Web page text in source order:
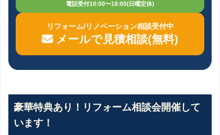
電話受付10:00〜18:00(日曜定休)
リフォーム/リノベーション相談受付中
メールで見積相談(無料)
豪華特典あり！リフォーム相談会開催して
います！